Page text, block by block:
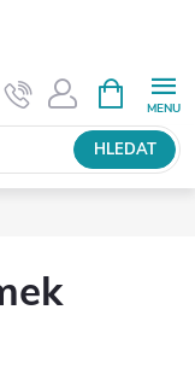
HLEDAT
NÁKUPNÍ
KOŠÍK